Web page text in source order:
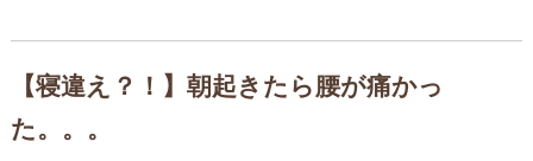
【寝違え？！】朝起きたら腰が痛かっ
た。。。